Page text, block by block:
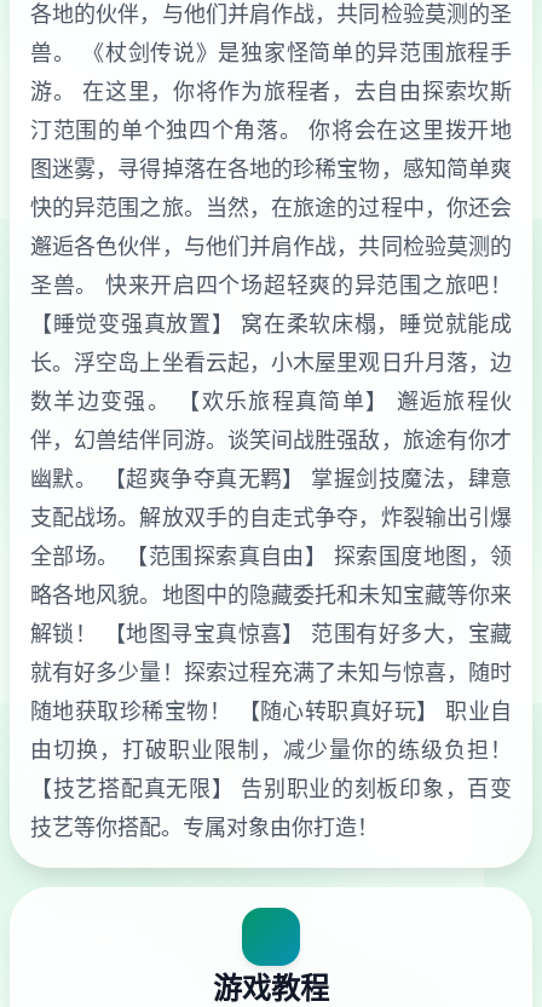
各地的伙伴，与他们并肩作战，共同检验莫测的圣
兽。 《杖剑传说》是独家怪简单的异范围旅程手
游。 在这里，你将作为旅程者，去自由探索坎斯
汀范围的单个独四个角落。 你将会在这里拨开地
图迷雾，寻得掉落在各地的珍稀宝物，感知简单爽
快的异范围之旅。当然，在旅途的过程中，你还会
邂逅各色伙伴，与他们并肩作战，共同检验莫测的
圣兽。 快来开启四个场超轻爽的异范围之旅吧！
【睡觉变强真放置】 窝在柔软床榻，睡觉就能成
长。浮空岛上坐看云起，小木屋里观日升月落，边
数羊边变强。 【欢乐旅程真简单】 邂逅旅程伙
伴，幻兽结伴同游。谈笑间战胜强敌，旅途有你才
幽默。 【超爽争夺真无羁】 掌握剑技魔法，肆意
支配战场。解放双手的自走式争夺，炸裂输出引爆
全部场。 【范围探索真自由】 探索国度地图，领
略各地风貌。地图中的隐藏委托和未知宝藏等你来
解锁！ 【地图寻宝真惊喜】 范围有好多大，宝藏
就有好多少量！探索过程充满了未知与惊喜，随时
随地获取珍稀宝物！ 【随心转职真好玩】 职业自
由切换，打破职业限制，减少量你的练级负担！
【技艺搭配真无限】 告别职业的刻板印象，百变
技艺等你搭配。专属对象由你打造！
游戏教程